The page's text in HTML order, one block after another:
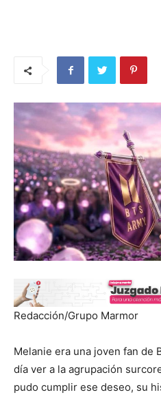
Redacción/Grupo Marmor
Melanie era una joven fan de
día ver a la agrupación
pudo cumplir ese deseo, su